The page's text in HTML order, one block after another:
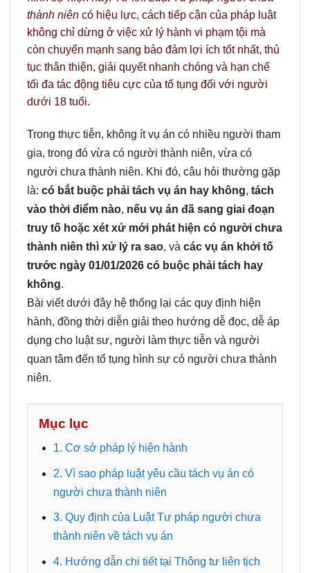
thành niên có hiệu lực, cách tiếp cận của pháp luật
không chỉ dừng ở việc xử lý hành vi phạm tội mà
còn chuyển mạnh sang bảo đảm lợi ích tốt nhất, thủ
tục thân thiện, giải quyết nhanh chóng và hạn chế
tối đa tác động tiêu cực của tố tụng đối với người
dưới 18 tuổi.
Trong thực tiễn, không ít vụ án có nhiều người tham
gia, trong đó vừa có người thành niên, vừa có
người chưa thành niên. Khi đó, câu hỏi thường gặp
là: có bắt buộc phải tách vụ án hay không, tách
vào thời điểm nào, nếu vụ án đã sang giai đoạn
truy tố hoặc xét xử mới phát hiện có người chưa
thành niên thì xử lý ra sao, và các vụ án khởi tố
trước ngày 01/01/2026 có buộc phải tách hay
không.
Bài viết dưới đây hệ thống lại các quy định hiện
hành, đồng thời diễn giải theo hướng dễ đọc, dễ áp
dụng cho luật sư, người làm thực tiễn và người
quan tâm đến tố tụng hình sự có người chưa thành
niên.
Mục lục
1. Cơ sở pháp lý hiện hành
2. Vì sao pháp luật yêu cầu tách vụ án có
người chưa thành niên
3. Quy định của Luật Tư pháp người chưa
thành niên về tách vụ án
4. Hướng dẫn chi tiết tại Thông tư liên tịch